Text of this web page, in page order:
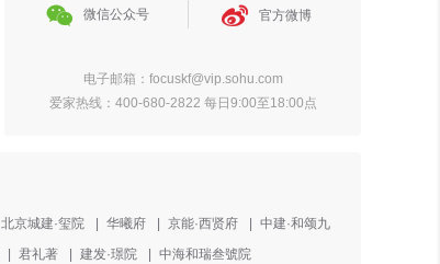
 微信公众号  官方微博
电子邮箱：focuskf@vip.sohu.com
爱家热线：400-680-2822 每日9:00至18:00点
北京城建·玺院 华曦府 京能·西贤府
中建·和颂九
君礼著 建发·璟院 中海和瑞叁號院